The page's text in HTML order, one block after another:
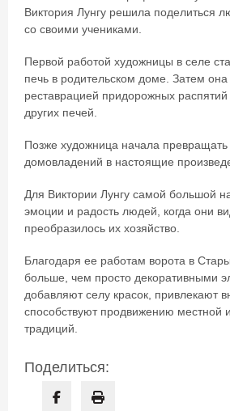
Виктория Лунгу решила поделиться
со своими учениками.
Первой работой художницы в селе
печь в родительском доме. Затем она
реставрацией придорожных
других печей.
Позже художница начала превращать
домовладений в настоящие
Для Виктории Лунгу самой большой
эмоции и радость людей, когда они
преобразилось их хозяйство.
Благодаря ее работам ворота в
больше, чем просто декоративными
добавляют селу красок, привлекают
способствуют продвижению местной
традиций.
Поделиться: